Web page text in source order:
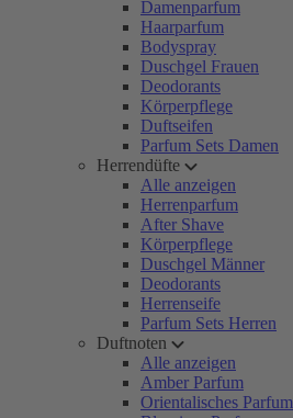
Damenparfum
Haarparfum
Bodyspray
Duschgel Frauen
Deodorants
Körperpflege
Duftseifen
Parfum Sets Damen
Herrendüfte
Alle anzeigen
Herrenparfum
After Shave
Körperpflege
Duschgel Männer
Deodorants
Herrenseife
Parfum Sets Herren
Duftnoten
Alle anzeigen
Amber Parfum
Orientalisches Parfum